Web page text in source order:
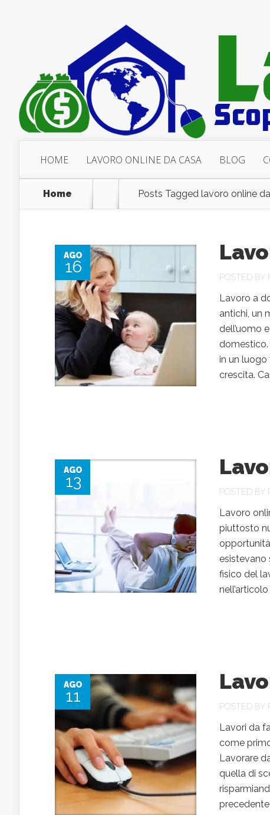
HOME LAVORO ONLINE DA CASA BLOG
Home Posts Tagged lavoro online
AGO
16
POSTED BY
Lavoro a
antichi, un
dell’uomo
domestico.
in un
crescita.
AGO
13
POSTED BY
Lavoro
piuttosto
esistevano
fisico del
AGO
11
POSTED BY
Lavori da
come
Lavorare
quella di